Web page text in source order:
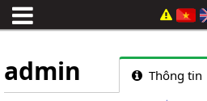
admin Thông tin